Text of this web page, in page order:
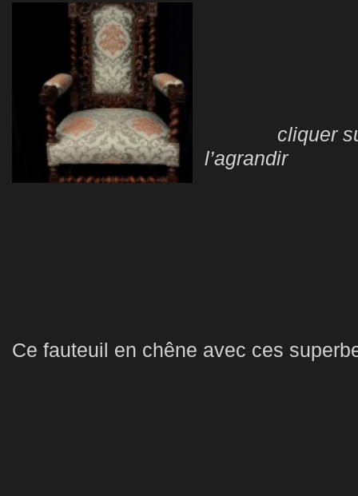
cliquer
l’agrandir
Ce fauteuil en chêne avec ces